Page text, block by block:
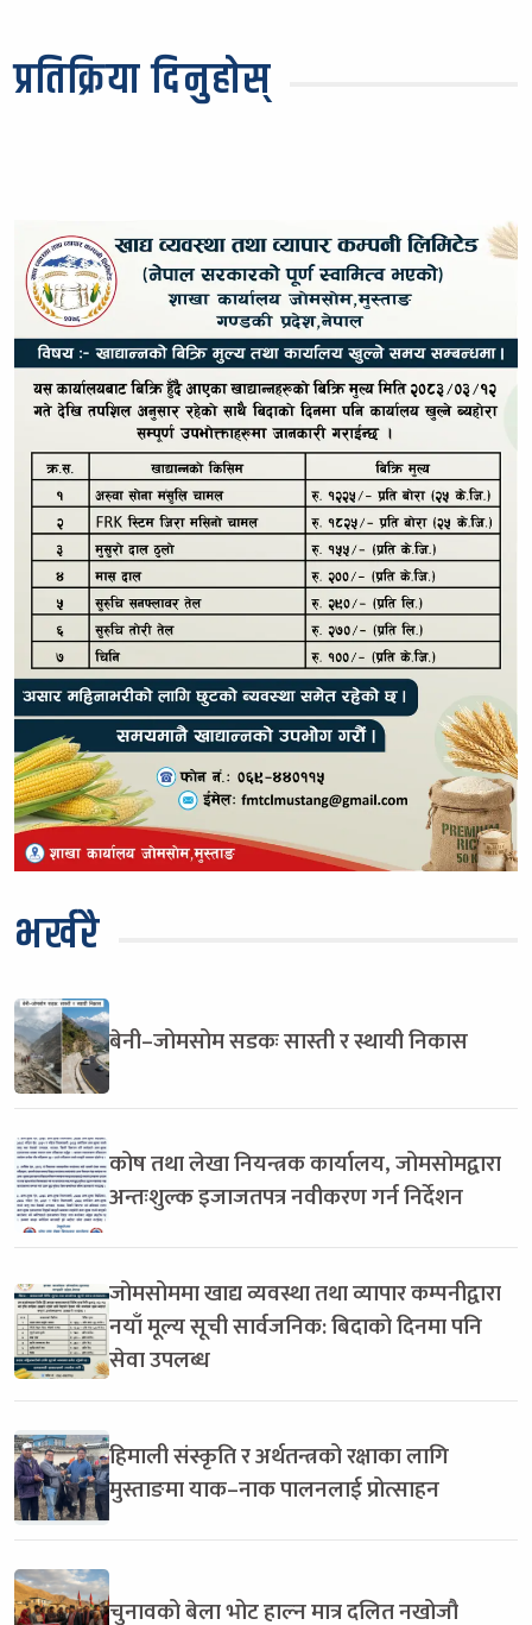
प्रतिक्रिया दिनुहोस्
भर्खरै
बेनी–जोमसोम सडकः सास्ती र स्थायी निकास
कोष तथा लेखा नियन्त्रक कार्यालय, जोमसोमद्वारा
अन्तःशुल्क इजाजतपत्र नवीकरण गर्न निर्देशन
जोमसोममा खाद्य व्यवस्था तथा व्यापार कम्पनीद्वारा
नयाँ मूल्य सूची सार्वजनिक: बिदाको दिनमा पनि
सेवा उपलब्ध
हिमाली संस्कृति र अर्थतन्त्रको रक्षाका लागि
मुस्ताङमा याक–नाक पालनलाई प्रोत्साहन
चुनावको बेला भोट हाल्न मात्र दलित नखोजौ